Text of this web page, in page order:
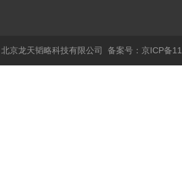
京龙天韬略科技有限公司 备案号：京ICP备